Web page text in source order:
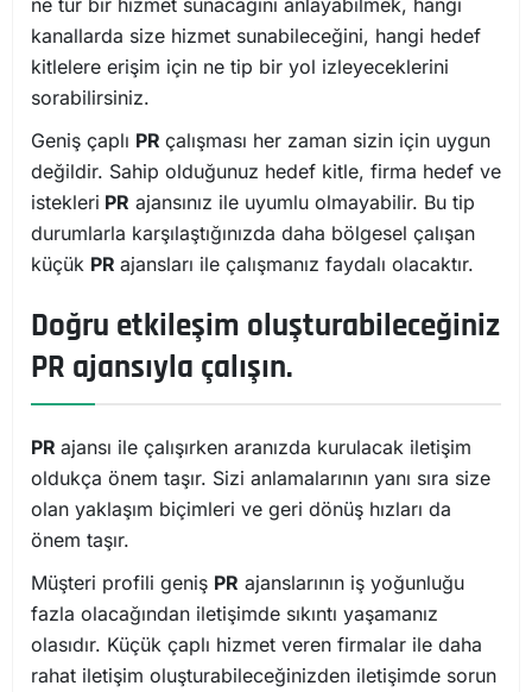
kanallarda size hizmet sunabileceğini, hangi hedef
kitlelere erişim için ne tip bir yol izleyeceklerini
sorabilirsiniz.
Geniş çaplı PR çalışması her zaman sizin için uygun
değildir. Sahip olduğunuz hedef kitle, firma hedef ve
istekleri PR ajansınız ile uyumlu olmayabilir. Bu tip
durumlarla karşılaştığınızda daha bölgesel çalışan
küçük PR ajansları ile çalışmanız faydalı olacaktır.
Doğru etkileşim oluşturabileceğiniz
PR ajansıyla çalışın.
PR ajansı ile çalışırken aranızda kurulacak iletişim
oldukça önem taşır. Sizi anlamalarının yanı sıra size
olan yaklaşım biçimleri ve geri dönüş hızları da
önem taşır.
Müşteri profili geniş PR ajanslarının iş yoğunluğu
fazla olacağından iletişimde sıkıntı yaşamanız
olasıdır. Küçük çaplı hizmet veren firmalar ile daha
rahat iletişim oluşturabileceğinizden iletişimde sorun